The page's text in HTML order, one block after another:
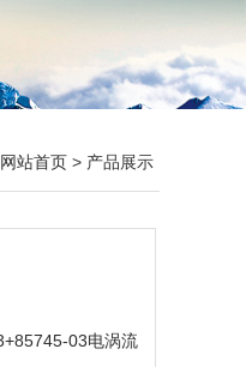
网站首页 > 产品展示